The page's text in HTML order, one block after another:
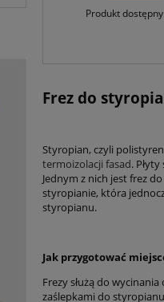
Produkt
Frez do
Styropian, czyli
termoizolacji fasad.
Jednym z nich jest frez
styropianie, która
styropianu.
Jak przygotować
Frezy służą do
zaślepkami do